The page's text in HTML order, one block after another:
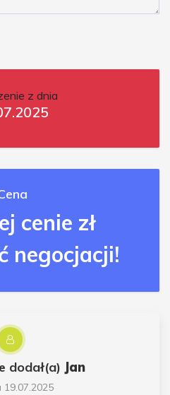
z dnia
cenie zł
negocjacji!
dodał(a) Jan
19.07.2025